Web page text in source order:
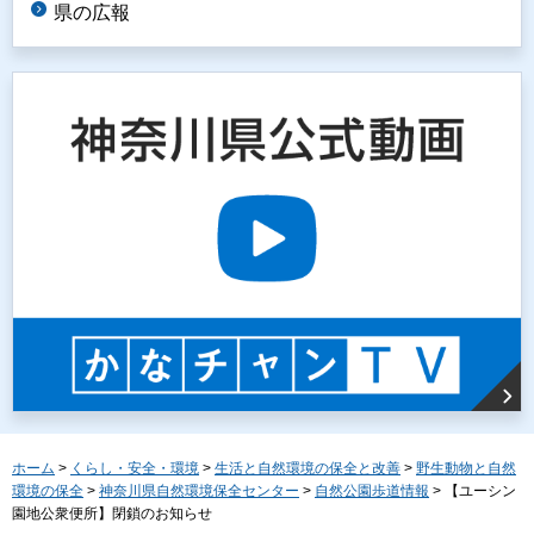
県の広報
ホーム > くらし・安全・環境 > 生活と自然環境の保全と改善 > 野生動物と自然
環境の保全 > 神奈川県自然環境保全センター > 自然公園歩道情報 > 【ユーシン
園地公衆便所】閉鎖のお知らせ